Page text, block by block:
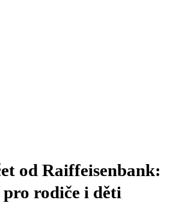
od Raiffeisenbank:
rodiče i děti